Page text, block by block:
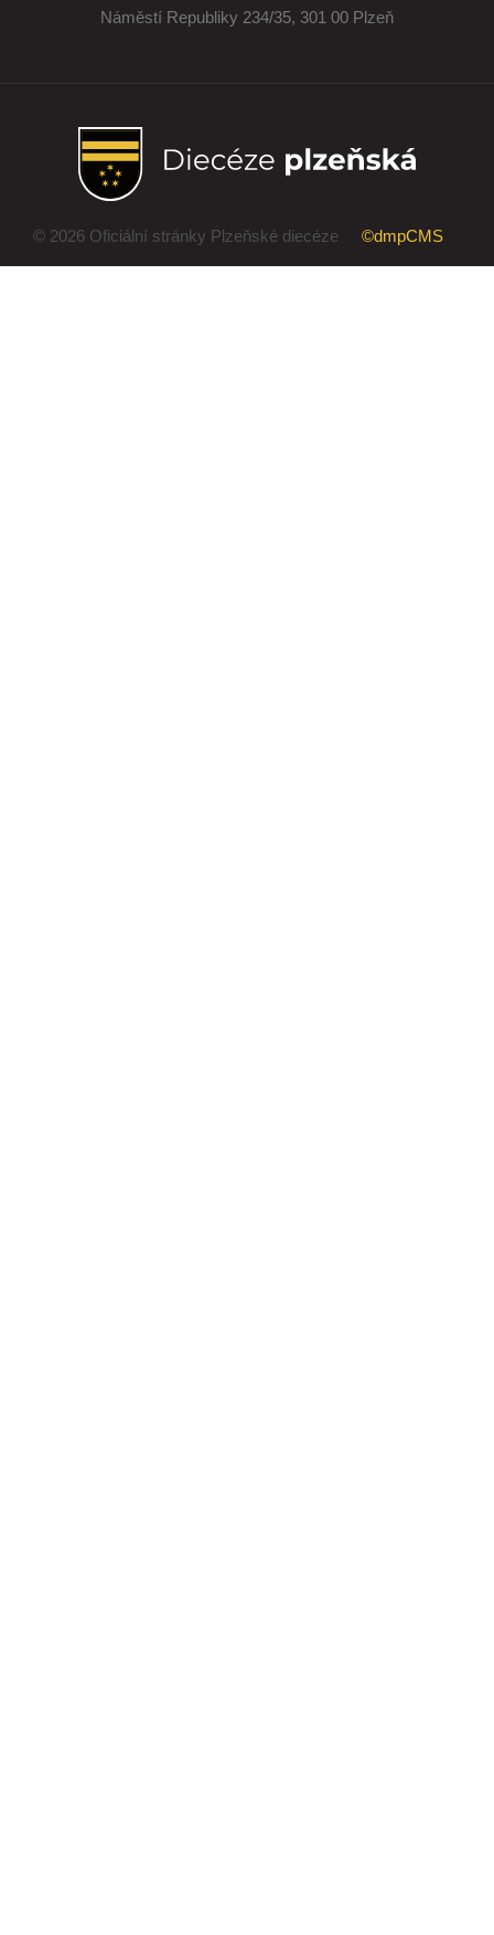
Náměstí Republiky 234/35, 301 00 Plzeň
© 2026 Oficiální stránky Plzeňské diecéze ©dmpCMS